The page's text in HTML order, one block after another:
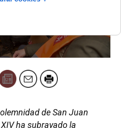
de San Juan
ha subrayado la